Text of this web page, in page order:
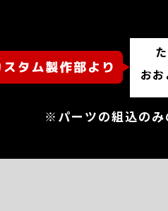
おお
※パーツの組込の